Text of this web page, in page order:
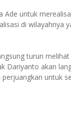
Ade untuk
di wilayahnya
turun
Dariyanto akan
untuk